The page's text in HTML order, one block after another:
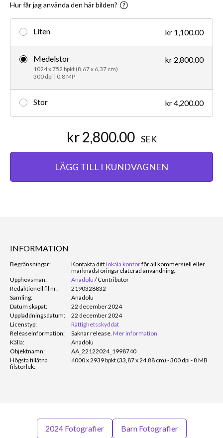
Hur får jag använda den här bilden?
Liten kr 1,100.00
Medelstor
1024 x 752 bpkt (8,67 x 6,37 cm)
300 dpi | 0.8 MP
kr 2,800.00
Stor kr 4,200.00
kr 2,800.00 SEK
LÄGG TILL I KUNDVAGNEN
INFORMATION
Begränsningar: Kontakta dittlokala kontorför all kommersiell eller
marknadsföringsrelaterad användning.
Upphovsman:
Anadolu /Contributor
Redaktionell fil nr:
2190328832
Samling:
Anadolu
Datum skapat:
22 december 2024
Uppladdningsdatum:
22 december 2024
Licenstyp:
Rättighetsskyddat
Releaseinformation:
Saknar release. Mer information
Källa:
Anadolu
Objektnamn:
AA_22122024_1998740
Högsta tillåtna
filstorlek:
4000 x 2939 bpkt (33,87 x 24,88 cm) - 300 dpi - 8 MB
2024 Fotografier Barn Fotografier